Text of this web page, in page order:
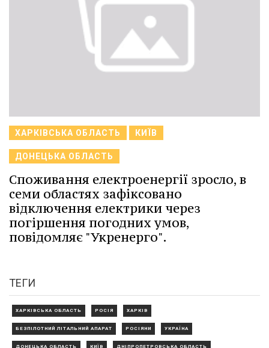
ХАРКІВСЬКА ОБЛАСТЬ КИЇВ
ДОНЕЦЬКА ОБЛАСТЬ
Споживання електроенергії зросло, в
семи областях зафіксовано
відключення електрики через
погіршення погодних умов,
повідомляє "Укренерго".
ТЕГИ
ХАРКІВСЬКА ОБЛАСТЬ РОСІЯ ХАРКІВ
БЕЗПІЛОТНИЙ ЛІТАЛЬНИЙ АПАРАТ РОСІЯНИ УКРАЇНА
ДОНЕЦЬКА ОБЛАСТЬ КИЇВ ДНІПРОПЕТРОВСЬКА ОБЛАСТЬ